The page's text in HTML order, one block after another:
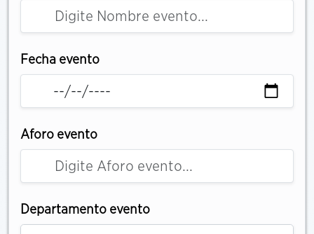
Fecha evento
Aforo evento
Departamento evento